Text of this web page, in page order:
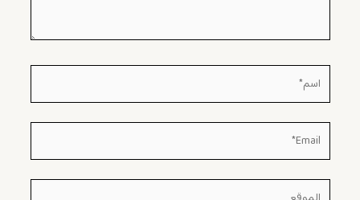
اسم*
Email*
الموقع